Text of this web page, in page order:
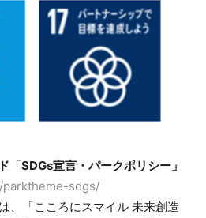
SDGs宣言・パークポリシー」
sdgs/
、「こころにスマイル 未来創造